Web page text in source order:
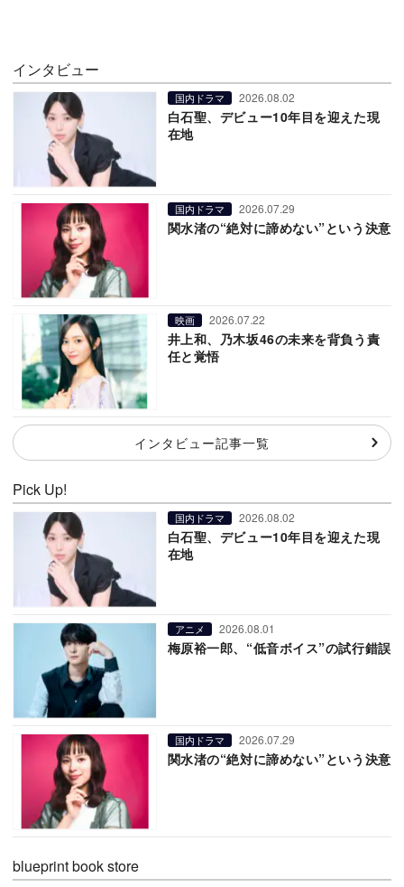
インタビュー
国内ドラマ 2026.08.02
白石聖、デビュー10年目を迎えた現
在地
国内ドラマ 2026.07.29
関水渚の“絶対に諦めない”という決意
映画 2026.07.22
井上和、乃木坂46の未来を背負う責
任と覚悟
インタビュー記事一覧
Pick Up!
国内ドラマ 2026.08.02
白石聖、デビュー10年目を迎えた現
在地
アニメ 2026.08.01
梅原裕一郎、“低音ボイス”の試行錯誤
国内ドラマ 2026.07.29
関水渚の“絶対に諦めない”という決意
blueprint book store